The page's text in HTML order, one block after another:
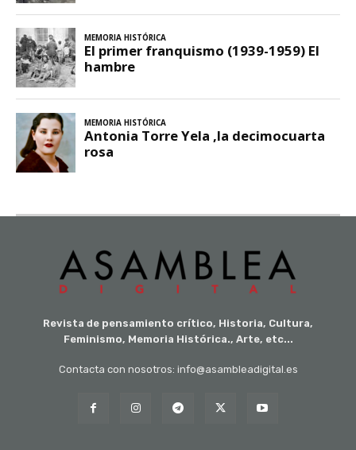
Revista de pensamiento crítico, Historia, Cultura,
Feminismo, Memoria Histórica., Arte, etc...
Contacta con nosotros: info@asambleadigital.es